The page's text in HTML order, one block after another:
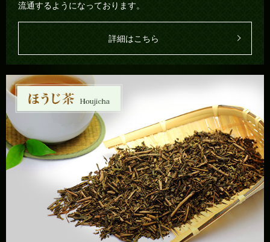
流通するようになっております。
詳細はこちら